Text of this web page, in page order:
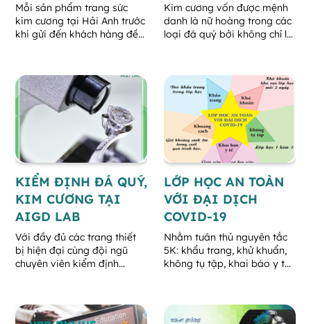
Mỗi sản phẩm trang sức
kim cương tại Hải Anh trước
khi gửi đến khách hàng đều
đội ngũ chuyên viên kiểm
định có chuyên môn cao và
được sản xuất gia công bởi
người thợ chế tác có nhiều
năm kinh nghiệm.
Kim cương vốn được mệnh
danh là nữ hoàng trong các
loại đá quý bởi không chỉ là
tượng cho vẻ đẹp vĩnh cửu
và bất diệt trong cuộc sống.
KIỂM ĐỊNH ĐÁ QUÝ,
KIM CƯƠNG TẠI
AIGD LAB
Với đầy đủ các trang thiết
bị hiện đại cùng đội ngũ
chuyên viên kiểm định
hàng thất vọng.
LỚP HỌC AN TOÀN
VỚI ĐẠI DỊCH
COVID-19
Nhằm tuân thủ nguyên tắc
5K: khẩu trang, khử khuẩn,
không tụ tập, khai báo y tế,
quy chế hoạt động mới của
học viện như sau: